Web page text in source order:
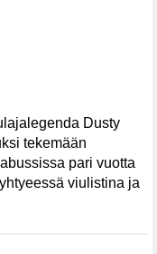
Dusty
tekemään
pari vuotta
viulistina ja